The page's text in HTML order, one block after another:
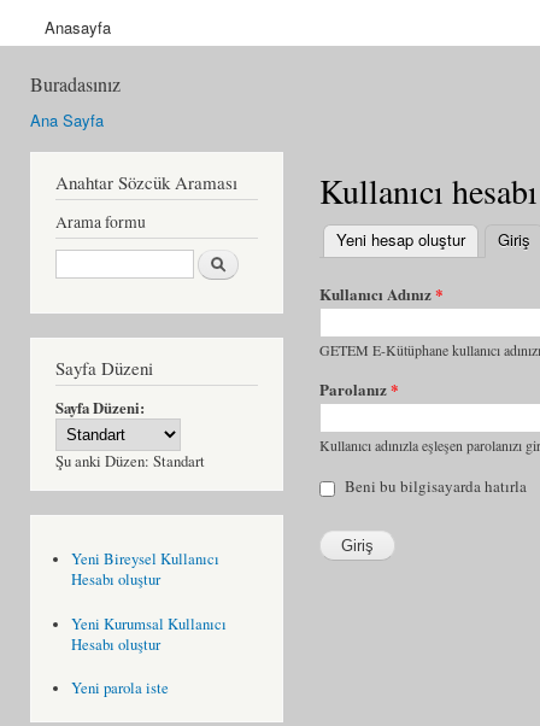
Anasayfa
Buradasınız
Ana Sayfa
Anahtar Sözcük Araması
Arama formu
Ara
Sayfa Düzeni
Sayfa Düzeni:
Şu anki Düzen: Standart
Yeni Bireysel Kullanıcı
Hesabı oluştur
Yeni Kurumsal Kullanıcı
Hesabı oluştur
Yeni parola iste
Kullanıcı hesabı
Yeni hesap oluştur Giriş
Kullanıcı Adınız*
GETEM E-Kütüphane kullanıcı
Parolanız*
Kullanıcı adınızla eşleşen parolanızı
Beni bu bilgisayarda hatırla